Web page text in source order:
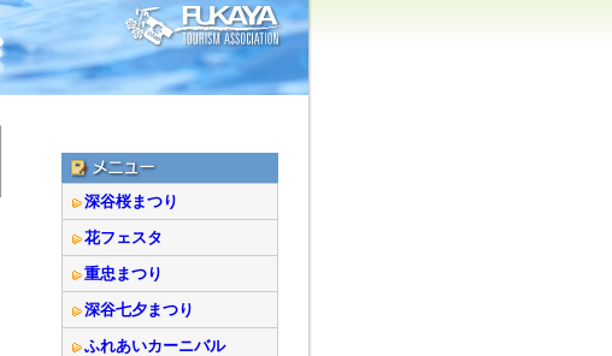
深谷桜まつり
花フェスタ
重忠まつり
深谷七夕まつり
ふれあいカーニバル